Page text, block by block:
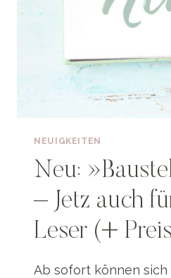
NEUIGKEITEN
Neu:
– Jetz auch
Leser (+
Ab sofort können sich